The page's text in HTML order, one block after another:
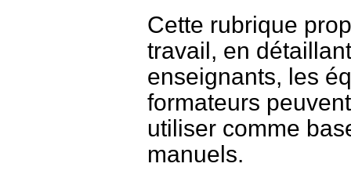
Cette rubrique
travail, en
enseignants, les
formateurs
utiliser comme
manuels.